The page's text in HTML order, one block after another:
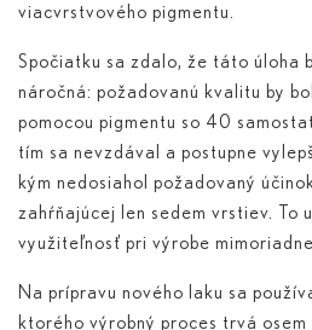
viacvrstvového pigmentu.
Spočiatku sa zdalo, že táto úloha
náročná: požadovanú kvalitu by
pomocou pigmentu so 40
tím sa nevzdával a postupne
kým nedosiahol požadovaný
zahŕňajúcej len sedem vrstiev. To
využiteľnosť pri výrobe
Na prípravu nového laku sa
ktorého výrobný proces trvá